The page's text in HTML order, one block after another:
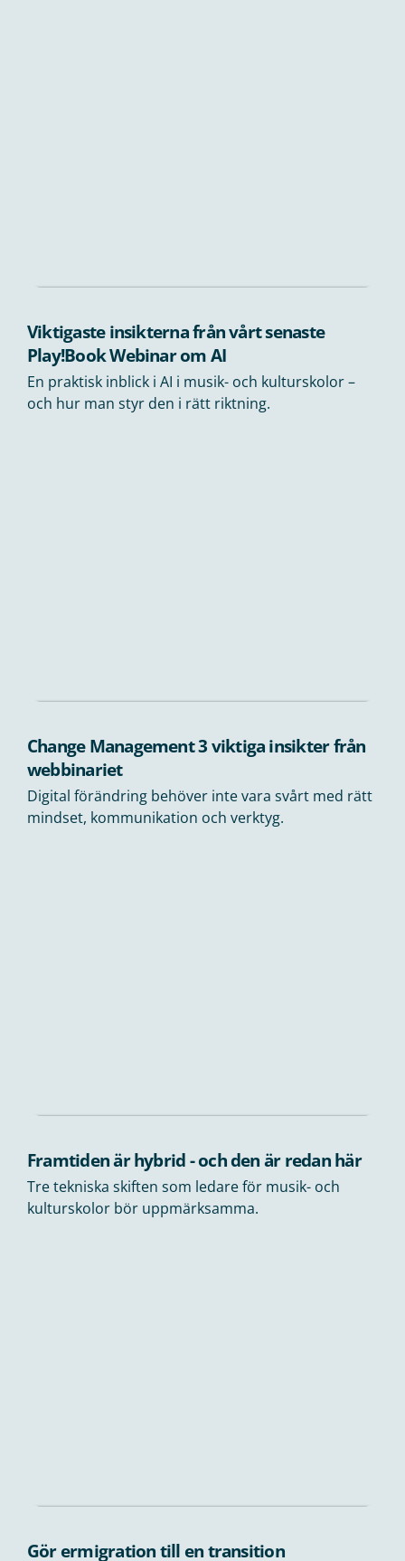
Viktigaste insikterna från vårt senaste
Play!Book Webinar om AI
En praktisk inblick i AI i musik- och kulturskolor –
och hur man styr den i rätt riktning.
Change Management 3 viktiga insikter från
webbinariet
Digital förändring behöver inte vara svårt med rätt
mindset, kommunikation och verktyg.
Framtiden är hybrid - och den är redan här
Tre tekniska skiften som ledare för musik- och
kulturskolor bör uppmärksamma.
Gör ermigration till en transition